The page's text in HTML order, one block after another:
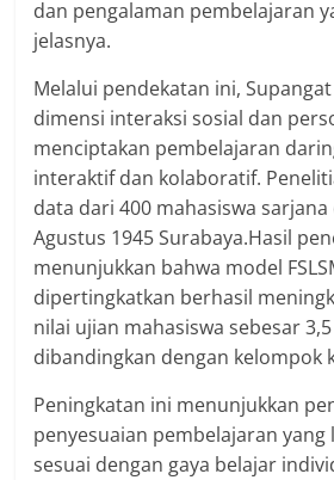
dan pengalaman pembelajaran
jelasnya.
Melalui pendekatan ini,
dimensi interaksi sosial dan
menciptakan pembelajaran
interaktif dan kolaboratif.
data dari 400 mahasiswa
Agustus 1945 Surabaya.Hasil
menunjukkan bahwa model
dipertingkatkan berhasil
nilai ujian mahasiswa sebesar
dibandingkan dengan kelompok
Peningkatan ini menunjukkan
penyesuaian pembelajaran
sesuai dengan gaya belajar